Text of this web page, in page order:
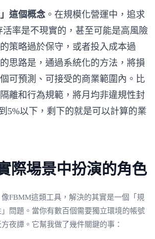
這個概念 。在規模化營運中，追求
活率是不現實的，甚至可能是高風險
策略過於保守，或者投入成本過
思路是，通過系統化的方法，將損
可預測、可接受的商業範圍內。比
離和行為規範，將月均非違規性封
5%以下，剩下的就是可以計算的業
際場景中扮演的角色
FBMM這類工具，解決的其實是一個「規
問題。當你有數百個需要獨立環境的帳號
夜譚。它幫我做了幾件關鍵的事：